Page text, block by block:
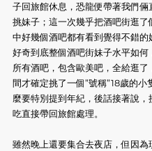
子回旅館休息，恐龍便帶著我們倆
挑妹子；這一次幾乎把酒吧街逛了
中好幾個酒吧都有看到覺得不錯的
好奇到底整個酒吧街妹子水平如何
所有酒吧，包含歐美吧，全給逛了
間才確定挑了一個”號稱”18歲的小
麼要特別提到年紀，後話接著說，
吃直接帶回旅館處理。
雖然晚上還要集合去夜店，但因為